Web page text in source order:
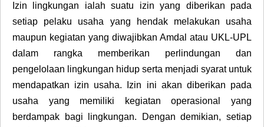
Izin lingkungan ialah suatu izin yang diberikan pada
setiap pelaku usaha yang hendak melakukan usaha
maupun kegiatan yang diwajibkan Amdal atau UKL-UPL
dalam rangka memberikan perlindungan dan
pengelolaan lingkungan hidup serta menjadi syarat untuk
mendapatkan izin usaha. Izin ini akan diberikan pada
usaha yang memiliki kegiatan operasional yang
berdampak bagi lingkungan. Dengan demikian, setiap